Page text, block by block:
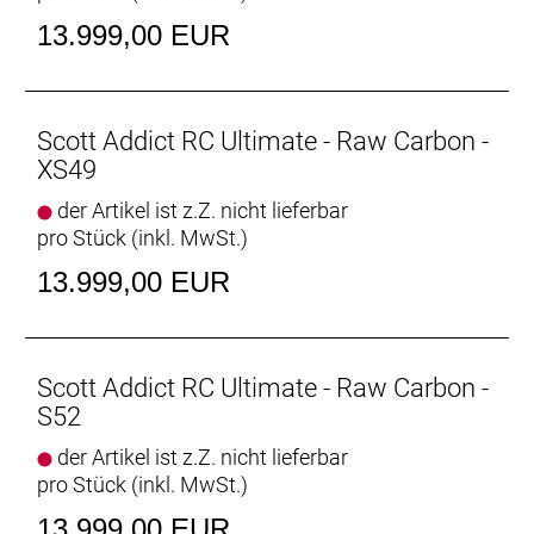
Steuersatz: Syncros Addict RC Integrated
Lenker: Syncros Creston iC SL, Carbon combo
Empfehlung Mindestgröße: 185 cm
Empfehlung Maximalgröße: 195 cm
13.999,00 EUR
Scott Addict RC Ultimate - Raw Carbon -
XS49
der Artikel ist z.Z. nicht lieferbar
pro Stück (inkl. MwSt.)
13.999,00 EUR
Scott Addict RC Ultimate - Raw Carbon -
S52
der Artikel ist z.Z. nicht lieferbar
pro Stück (inkl. MwSt.)